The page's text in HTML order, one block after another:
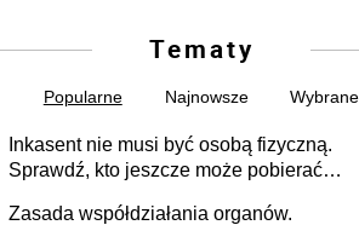
Tematy
Popularne Najnowsze Wybrane
Inkasent nie musi być osobą fizyczną.
Sprawdź, kto jeszcze może pobierać
Zasada współdziałania organów.